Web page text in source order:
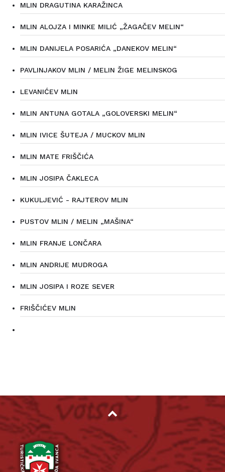
MLIN DRAGUTINA KARAŽINCA
MLIN ALOJZA I MINKE MILIĆ „ŽAGAČEV MELIN“
MLIN DANIJELA POSARIĆA „DANEKOV MELIN“
PAVLINJAKOV MLIN / MELIN ŽIGE MELINSKOG
LEVANIĆEV MLIN
MLIN ANTUNA GOTALA „GOLOVERSKI MELIN“
MLIN IVICE ŠUTEJA / MUCKOV MLIN
MLIN MATE FRIŠČIĆA
MLIN JOSIPA ČAKLECA
KUKULJEVIĆ - RAJTEROV MLIN
PUSTOV MLIN / MELIN „MAŠINA“
MLIN FRANJE LONČARA
MLIN ANDRIJE MUDROGA
MLIN JOSIPA I ROZE SEVER
FRIŠČIĆEV MLIN